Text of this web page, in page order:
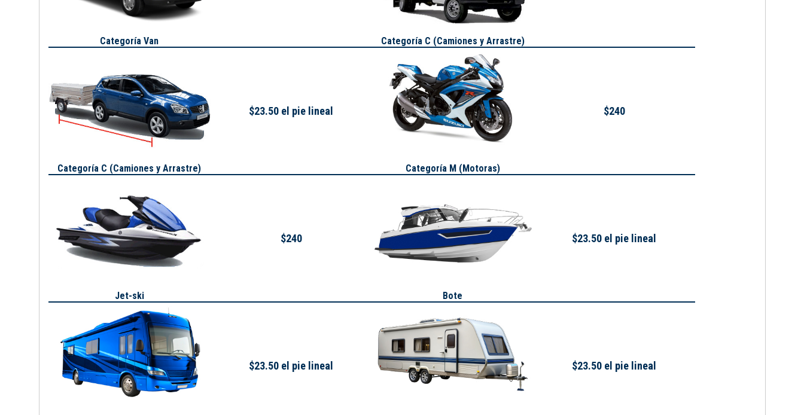
Categoría Van Categoría C (Camiones y Arrastre)
Categoría C (Camiones y Arrastre)
$23.50 el pie lineal
Categoría M (Motoras)
$240
Jet-ski
$240
Bote
$23.50 el pie lineal
$23.50 el pie lineal $23.50 el pie lineal